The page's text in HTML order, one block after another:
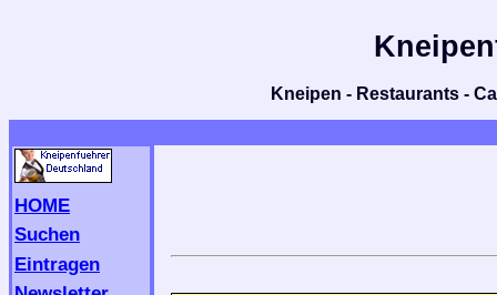
Kneipen - Restaurants -
HOME
Suchen
Eintragen